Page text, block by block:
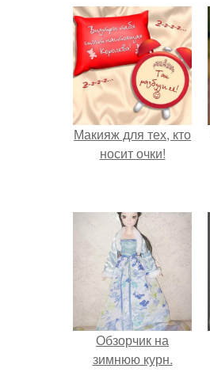
Макияж для тех, кто
носит очки!
Обзорчик на
зимнюю курн.